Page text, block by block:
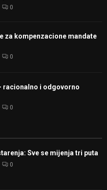
0
za kompenzacione mandate
0
racionalno i odgovorno
0
Sve se mijenja tri puta
0